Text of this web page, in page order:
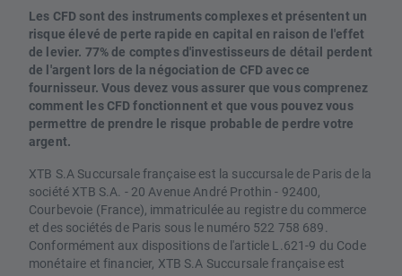
Les CFD sont des instruments complexes et présentent un
risque élevé de perte rapide en capital en raison de l'effet
de levier. 77% de comptes d'investisseurs de détail perdent
de l'argent lors de la négociation de CFD avec ce
fournisseur. Vous devez vous assurer que vous comprenez
comment les CFD fonctionnent et que vous pouvez vous
permettre de prendre le risque probable de perdre votre
argent.
XTB S.A Succursale française est la succursale de Paris de la
société XTB S.A. - 20 Avenue André Prothin - 92400,
Courbevoie (France), immatriculée au registre du commerce
et des sociétés de Paris sous le numéro 522 758 689.
Conformément aux dispositions de l'article L.621-9 du Code
monétaire et financier, XTB S.A Succursale française est